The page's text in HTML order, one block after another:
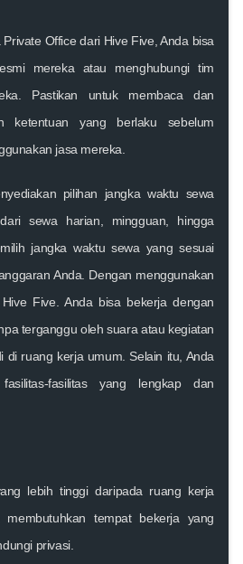
Office dari Hive Five, Anda bisa
mereka atau menghubungi tim
Pastikan untuk membaca dan
ketentuan yang berlaku sebelum
jasa mereka.
pilihan jangka waktu sewa
sewa harian, mingguan, hingga
jangka waktu sewa yang sesuai
Anda. Dengan menggunakan
Five. Anda bisa bekerja dengan
terganggu oleh suara atau kegiatan
di ruang kerja umum. Selain itu, Anda
fasilitas yang lengkap dan
lebih tinggi daripada ruang kerja
tempat bekerja yang
privasi.